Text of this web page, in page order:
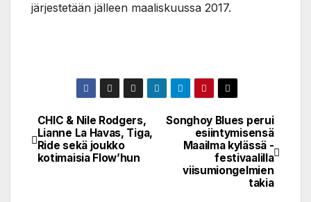
järjestetään jälleen maaliskuussa 2017.
Post
navigation
Songhoy Blues perui
esiintymisensä
Maailma kylässä -
festivaalilla
viisumiongelmien
takia
CHIC & Nile Rodgers,
Lianne La Havas, Tiga,
Ride sekä joukko
kotimaisia Flow’hun